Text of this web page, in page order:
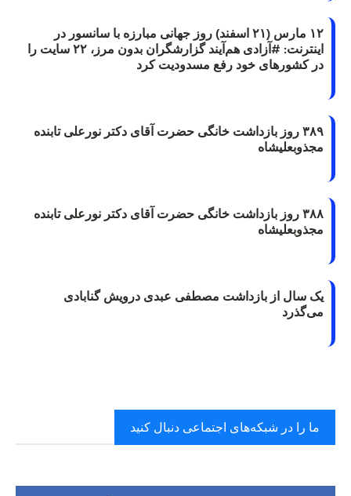
۱۲ مارس (۲۱ اسفند) روز جهانی مبارزه با سانسور در
اینترنت: #آزادی هم‌آیند گزارشگران‌ بدون مرز، ۲۲ سایت را
در کشورهای خود رفع مسدودیت کرد
۳۸۹ روز بازداشت خانگی حضرت آقای دکتر نورعلی تابنده
مجذوبعلیشاه
۳۸۸ روز بازداشت خانگی حضرت آقای دکتر نورعلی تابنده
مجذوبعلیشاه
یک سال از بازداشت مصطفی عبدی درویش گنابادی
می‌گذرد
ما را در شبکه‌های اجتماعی دنبال کنید